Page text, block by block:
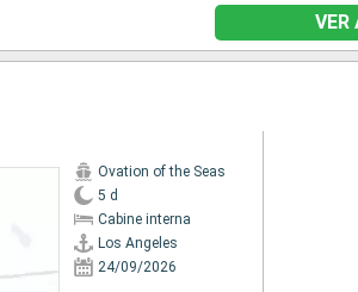
VER
Ovation of the Seas
5 d
Cabine interna
Los Angeles
24/09/2026